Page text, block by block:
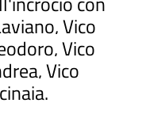
Vico
Vico
Vico